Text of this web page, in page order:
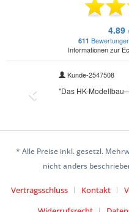
* Alle Preise inkl. gesetzl.
nicht anders
Vertragsschluss Kontakt